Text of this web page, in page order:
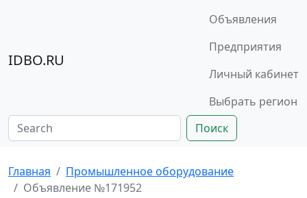
IDBO.RU
Объявления
Предприятия
Личный кабинет
Выбрать регион
Поиск
Главная
Промышленное оборудование
Объявление №171952